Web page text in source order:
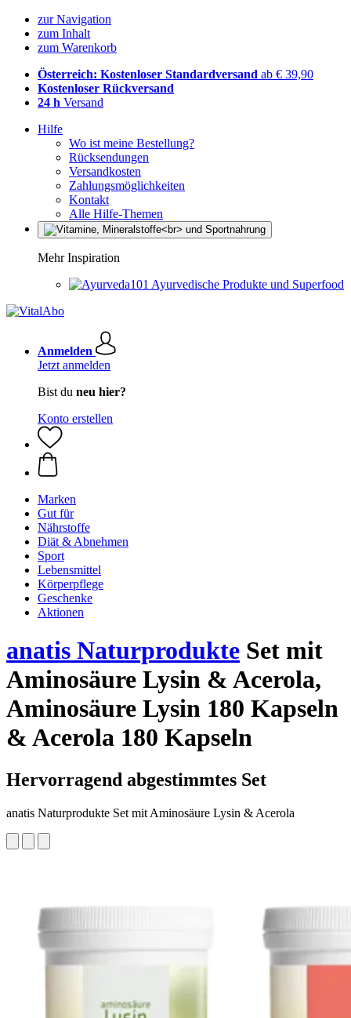
zur Navigation
zum Inhalt
zum Warenkorb
Österreich: Kostenloser Standardversand ab € 39,90
Kostenloser Rückversand
24 h Versand
Hilfe
Wo ist meine Bestellung?
Rücksendungen
Versandkosten
Zahlungsmöglichkeiten
Kontakt
Alle Hilfe-Themen
Mehr Inspiration
Ayurvedische Produkte und Superfood
Anmelden
Jetzt anmelden
Bist du neu hier?
Konto erstellen
Marken
Gut für
Nährstoffe
Diät & Abnehmen
Sport
Lebensmittel
Körperpflege
Geschenke
Aktionen
anatis Naturprodukte Set mit
Aminosäure Lysin & Acerola,
Aminosäure Lysin 180 Kapseln
& Acerola 180 Kapseln
Hervorragend abgestimmtes Set
anatis Naturprodukte Set mit Aminosäure Lysin & Acerola